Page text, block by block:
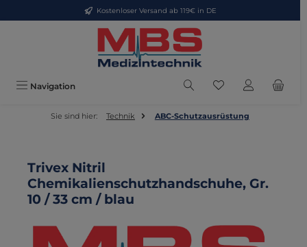
Zum Hauptinhalt springenKostenloser Versand ab 119€ in DE
Navigation Du hast 0
Sie sind hier: Technik ABC-Schutzausrüstung
Trivex Nitril
Chemikalienschutzhandschuhe, Gr.
10 / 33 cm / blau